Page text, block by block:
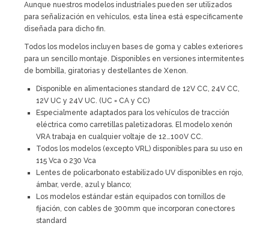
Aunque nuestros modelos industriales pueden ser utilizados
para señalización en vehículos, esta línea está específicamente
diseñada para dicho fin.
Todos los modelos incluyen bases de goma y cables exteriores
para un sencillo montaje. Disponibles en versiones intermitentes
de bombilla, giratorias y destellantes de Xenon.
Disponible en alimentaciones standard de 12V CC, 24V CC,
12V UC y 24V UC. (UC = CA y CC)
Especialmente adaptados para los vehículos de tracción
eléctrica como carretillas paletizadoras. El modelo xenón
VRA trabaja en cualquier voltaje de 12…100V CC.
Todos los modelos (excepto VRL) disponibles para su uso en
115 Vca o 230 Vca
Lentes de policarbonato estabilizado UV disponibles en rojo,
ámbar, verde, azul y blanco;
Los modelos estándar están equipados con tornillos de
fijación, con cables de 300mm que incorporan conectores
standard